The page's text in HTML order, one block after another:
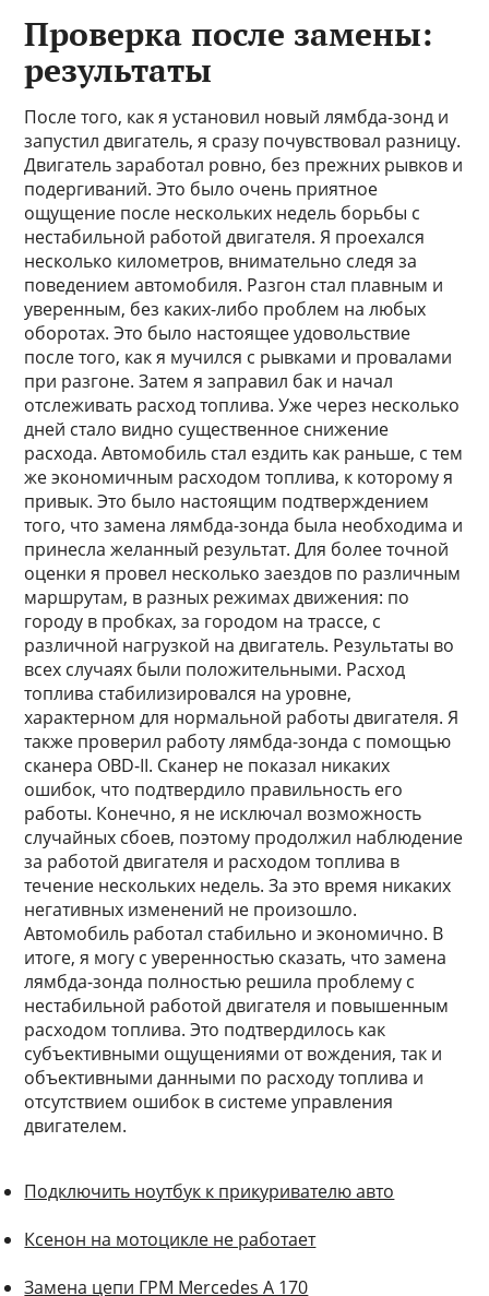
Проверка после замены:
результаты
После того, как я установил новый лямбда-зонд и
запустил двигатель, я сразу почувствовал разницу.
Двигатель заработал ровно, без прежних рывков и
подергиваний. Это было очень приятное
ощущение после нескольких недель борьбы с
нестабильной работой двигателя. Я проехался
несколько километров, внимательно следя за
поведением автомобиля. Разгон стал плавным и
уверенным, без каких-либо проблем на любых
оборотах. Это было настоящее удовольствие
после того, как я мучился с рывками и провалами
при разгоне. Затем я заправил бак и начал
отслеживать расход топлива. Уже через несколько
дней стало видно существенное снижение
расхода. Автомобиль стал ездить как раньше, с тем
же экономичным расходом топлива, к которому я
привык. Это было настоящим подтверждением
того, что замена лямбда-зонда была необходима и
принесла желанный результат. Для более точной
оценки я провел несколько заездов по различным
маршрутам, в разных режимах движения: по
городу в пробках, за городом на трассе, с
различной нагрузкой на двигатель. Результаты во
всех случаях были положительными. Расход
топлива стабилизировался на уровне,
характерном для нормальной работы двигателя. Я
также проверил работу лямбда-зонда с помощью
сканера OBD-II. Сканер не показал никаких
ошибок, что подтвердило правильность его
работы. Конечно, я не исключал возможность
случайных сбоев, поэтому продолжил наблюдение
за работой двигателя и расходом топлива в
течение нескольких недель. За это время никаких
негативных изменений не произошло.
Автомобиль работал стабильно и экономично. В
итоге, я могу с уверенностью сказать, что замена
лямбда-зонда полностью решила проблему с
нестабильной работой двигателя и повышенным
расходом топлива. Это подтвердилось как
субъективными ощущениями от вождения, так и
объективными данными по расходу топлива и
отсутствием ошибок в системе управления
двигателем.
Подключить ноутбук к прикуривателю авто
Ксенон на мотоцикле не работает
Замена цепи ГРМ Mercedes A 170